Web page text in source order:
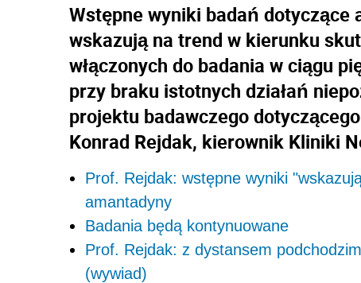
Wstępne wyniki badań dotyczące
wskazują na trend w kierunku
włączonych do badania w ciągu
przy braku istotnych działań
projektu badawczego
Konrad Rejdak, kierownik Kliniki
Prof. Rejdak: wstępne wyniki
amantadyny
Badania będą kontynuowane
Prof. Rejdak: z dystansem
(wywiad)